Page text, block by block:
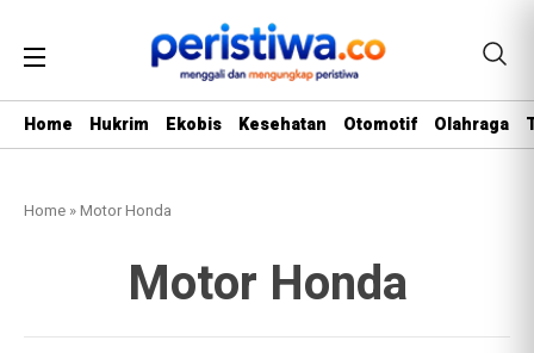
Home Hukrim Ekobis Kesehatan Otomotif Olahraga
Home »Motor Honda
Motor Honda